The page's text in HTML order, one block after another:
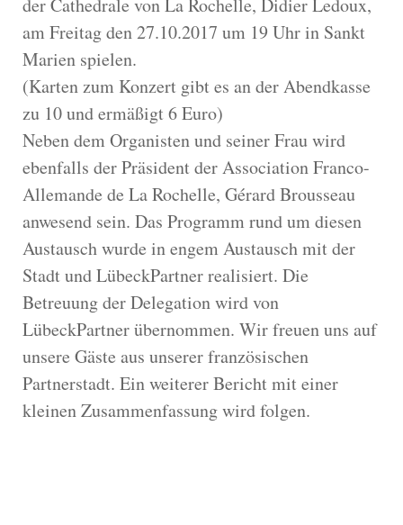
der Cathedrale von La Rochelle, Didier Ledoux,
am Freitag den 27.10.2017 um 19 Uhr in Sankt
Marien spielen.
(Karten zum Konzert gibt es an der Abendkasse
zu 10 und ermäßigt 6 Euro)
Neben dem Organisten und seiner Frau wird
ebenfalls der Präsident der Association Franco-
Allemande de La Rochelle, Gérard Brousseau
anwesend sein. Das Programm rund um diesen
Austausch wurde in engem Austausch mit der
Stadt und LübeckPartner realisiert. Die
Betreuung der Delegation wird von
LübeckPartner übernommen. Wir freuen uns auf
unsere Gäste aus unserer französischen
Partnerstadt. Ein weiterer Bericht mit einer
kleinen Zusammenfassung wird folgen.